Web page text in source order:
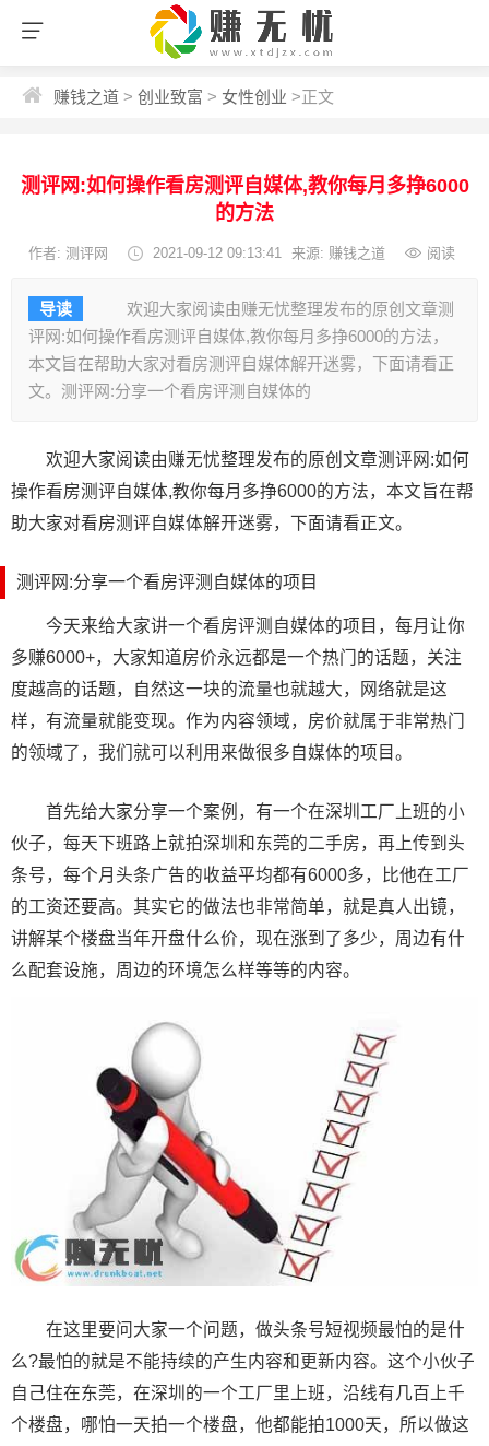
赚钱之道 > 创业致富 > 女性创业 >正文
测评网:如何操作看房测评自媒体,教你每月多挣6000
的方法
作者: 测评网 2021-09-12 09:13:41 来源: 赚钱之道 阅读
导读
欢迎大家阅读由赚无忧整理发布的原创文章测
评网:如何操作看房测评自媒体,教你每月多挣6000的方法，
本文旨在帮助大家对看房测评自媒体解开迷雾，下面请看正
文。测评网:分享一个看房评测自媒体的
欢迎大家阅读由赚无忧整理发布的原创文章测评网:如何
操作看房测评自媒体,教你每月多挣6000的方法，本文旨在帮
助大家对看房测评自媒体解开迷雾，下面请看正文。
测评网:分享一个看房评测自媒体的项目
今天来给大家讲一个看房评测自媒体的项目，每月让你
多赚6000+，大家知道房价永远都是一个热门的话题，关注
度越高的话题，自然这一块的流量也就越大，网络就是这
样，有流量就能变现。作为内容领域，房价就属于非常热门
的领域了，我们就可以利用来做很多自媒体的项目。
首先给大家分享一个案例，有一个在深圳工厂上班的小
伙子，每天下班路上就拍深圳和东莞的二手房，再上传到头
条号，每个月头条广告的收益平均都有6000多，比他在工厂
的工资还要高。其实它的做法也非常简单，就是真人出镜，
讲解某个楼盘当年开盘什么价，现在涨到了多少，周边有什
么配套设施，周边的环境怎么样等等的内容。
在这里要问大家一个问题，做头条号短视频最怕的是什
么?最怕的就是不能持续的产生内容和更新内容。这个小伙子
自己住在东莞，在深圳的一个工厂里上班，沿线有几百上千
个楼盘，哪怕一天拍一个楼盘，他都能拍1000天，所以做这